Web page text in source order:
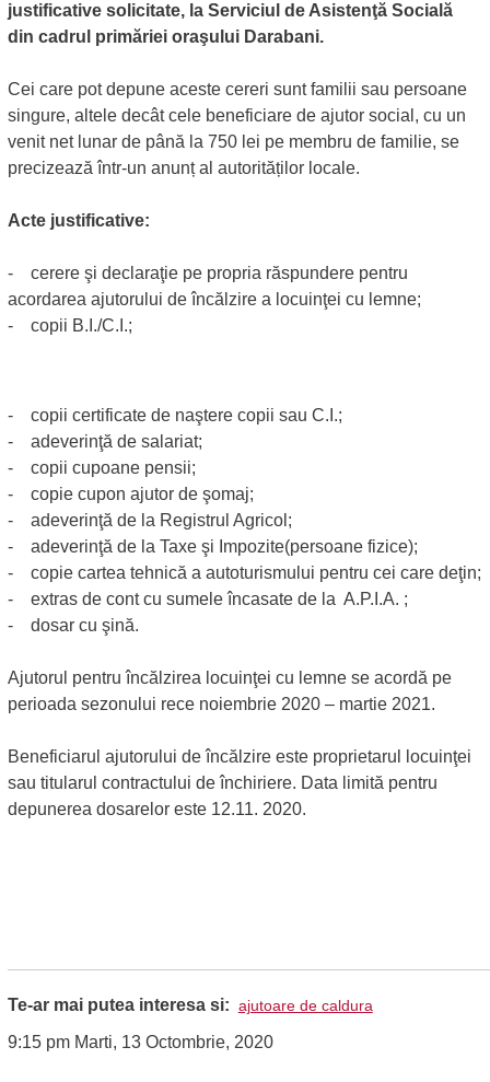
justificative solicitate, la Serviciul de Asistenţă Socială
din cadrul primăriei oraşului Darabani.
Cei care pot depune aceste cereri sunt familii sau persoane
singure, altele decât cele beneficiare de ajutor social, cu un
venit net lunar de până la 750 lei pe membru de familie, se
precizează într-un anunț al autorităților locale.
Acte justificative:
- cerere şi declaraţie pe propria răspundere pentru
acordarea ajutorului de încălzire a locuinţei cu lemne;
- copii B.I./C.I.;
- copii certificate de naştere copii sau C.I.;
- adeverinţă de salariat;
- copii cupoane pensii;
- copie cupon ajutor de şomaj;
- adeverinţă de la Registrul Agricol;
- adeverinţă de la Taxe şi Impozite(persoane fizice);
- copie cartea tehnică a autoturismului pentru cei care deţin;
- extras de cont cu sumele încasate de la A.P.I.A. ;
- dosar cu şină.
Ajutorul pentru încălzirea locuinţei cu lemne se acordă pe
perioada sezonului rece noiembrie 2020 – martie 2021.
Beneficiarul ajutorului de încălzire este proprietarul locuinţei
sau titularul contractului de închiriere. Data limită pentru
depunerea dosarelor este 12.11. 2020.
Te-ar mai putea interesa si: ajutoare de caldura
9:15 pm Marti, 13 Octombrie, 2020